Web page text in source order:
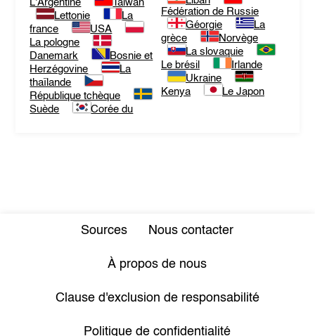
L'Argentine
Taiwan
Lettonie
La
france
USA
La pologne
Danemark
Bosnie et
Herzégovine
La
thaïlande
République tchèque
Suède
Corée du
Fédération de Russie
Géorgie
La
grèce
Norvège
La slovaquie
Le brésil
Irlande
Ukraine
Kenya
Le Japon
Sources Nous contacter
À propos de nous
Clause d'exclusion de responsabilité
Politique de confidentialité